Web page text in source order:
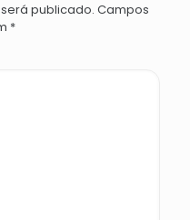
publicado. Campos
*